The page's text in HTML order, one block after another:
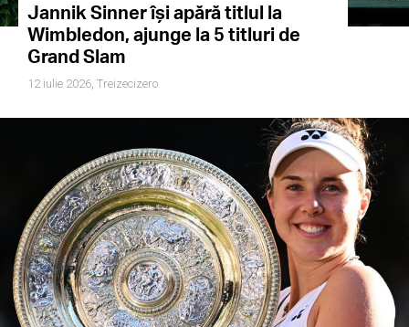
Jannik Sinner își apără titlul la
Wimbledon, ajunge la 5 titluri de
Grand Slam
12 iulie 2026, Treizecizero